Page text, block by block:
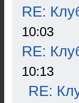
RE:
10:03
RE:
10:13
RE: